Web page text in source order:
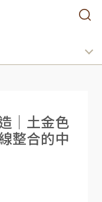
｜土金色
整合的中